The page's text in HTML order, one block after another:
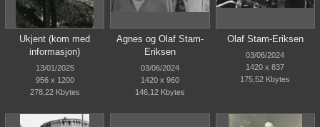
Ukjent (kom med
informasjon)
13/01/2025
956 x 1200
278,22 Kbytes
Agnes og Olaf Stam-
Eriksen
03/06/2024
1420 x 960
146,12 Kbytes
Olaf Stam-Eriksen
03/06/2024
1420 x 837
175,52 Kbytes